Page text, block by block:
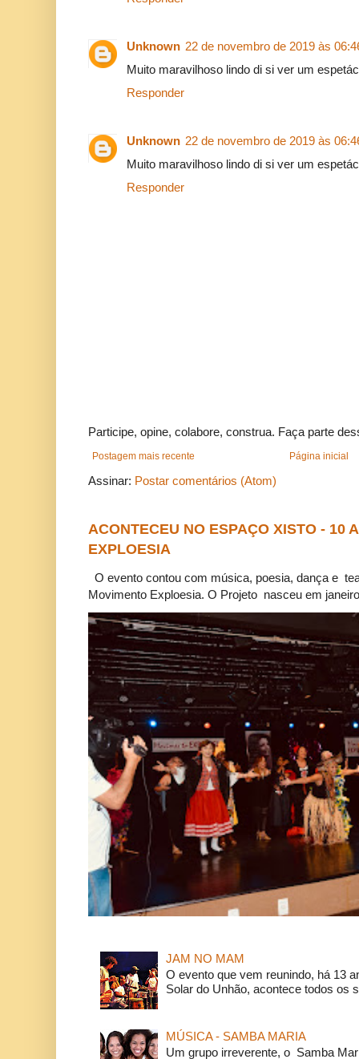
Unknown 22 de novembro de 2019 às
Muito maravilhoso lindo di si ver um
Responder
Unknown 22 de novembro de 2019 às
Muito maravilhoso lindo di si ver um
Responder
Participe, opine, colabore, construa. Faça parte
Postagem mais recente Página inicial
Assinar: Postar comentários (Atom)
ACONTECEU NO ESPAÇO XISTO - 10
EXPLOESIA
O evento contou com música, poesia, dança e
Movimento Exploesia. O Projeto nasceu em
JAM NO MAM
O evento que vem reunindo, há 13
Solar do Unhão, acontece todos os
MÚSICA - SAMBA MARIA
Um grupo irreverente, o Samba